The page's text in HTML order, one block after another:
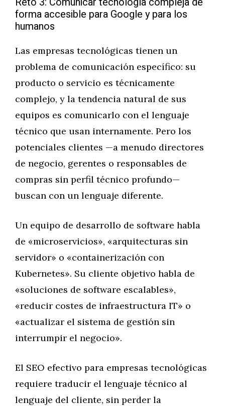
forma accesible para Google y para los
humanos
Las empresas tecnológicas tienen un
problema de comunicación específico: su
producto o servicio es técnicamente
complejo, y la tendencia natural de sus
equipos es comunicarlo con el lenguaje
técnico que usan internamente. Pero los
potenciales clientes —a menudo directores
de negocio, gerentes o responsables de
compras sin perfil técnico profundo—
buscan con un lenguaje diferente.
Un equipo de desarrollo de software habla
de «microservicios», «arquitecturas sin
servidor» o «containerización con
Kubernetes». Su cliente objetivo habla de
«soluciones de software escalables»,
«reducir costes de infraestructura IT» o
«actualizar el sistema de gestión sin
interrumpir el negocio».
El SEO efectivo para empresas tecnológicas
requiere traducir el lenguaje técnico al
lenguaje del cliente, sin perder la